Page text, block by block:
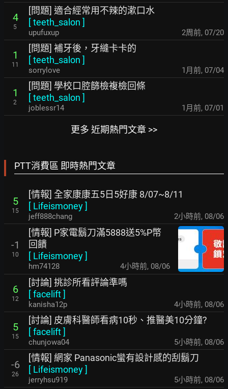
4
5
[問題] 適合經常用不辣的漱口水
[teeth_salon ]
upufuxup 2周前, 07/20
1
11
[問題] 補牙後，牙縫卡卡的
[teeth_salon ]
sorrylove 1月前, 07/04
1
2
[問題] 學校口腔篩檢複檢回條
[teeth_salon ]
joblessr14 1月前, 07/01
更多 近期熱門文章 >>
PTT消費區 即時熱門文章
5
15
[情報] 全家康康五5日5好康 8/07~8/11
[ Lifeismoney]
jeff888chang 2小時前, 08/06
-1
10
[情報] P家電鬍刀滿5888送5%P幣
回饋
[ Lifeismoney]
hm74128 4小時前, 08/06
6
12
[討論] 挑診所看評論準嗎
[facelift]
kanisha12p 4小時前, 08/06
5
15
[討論] 皮膚科醫師看病10秒、推醫美10分鐘?
[facelift]
chunjowa04 5小時前, 08/06
-6
26
[情報] 網家 Panasonic蠻有設計感的刮鬍刀
[ Lifeismoney]
jerryhsu919 5小時前, 08/06